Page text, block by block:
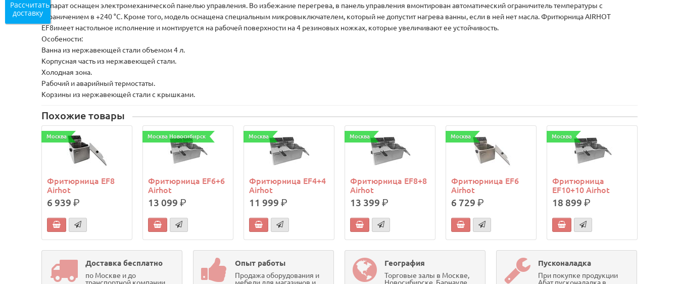
Аппарат оснащен электромеханической панелью управления. Во избежание перегрева, в панель управления вмонтирован автоматический ограничитель температуры с
ограничением в +240 °С. Кроме того, модель оснащена специальным микровыключателем, который не допустит нагрева ванны, если в ней нет масла. Фритюрница AIRHOT
EF8имеет настольное исполнение и монтируется на рабочей поверхности на 4 резиновых ножках, которые увеличивают ее устойчивость.
Особености:
Ванна из нержавеющей стали объемом 4 л.
Корпусная часть из нержавеющей стали.
Холодная зона.
Рабочий и аварийный термостаты.
Корзины из нержавеющей стали с крышками.
Похожие товары
Москва
Фритюрница EF8
Airhot
6 939р.
Москва Новосибирск
Фритюрница EF6+6
Airhot
13 099р.
Москва
Фритюрница EF4+4
Airhot
11 999р.
Москва
Фритюрница EF8+8
Airhot
13 399р.
Москва
Фритюрница EF6
Airhot
6 729р.
Москва
Фритюрница
EF10+10 Airhot
18 899р.
Доставка бесплатно
по Москве и до
Опыт работы
Продажа оборудования и
География
Торговые залы в Москве,
Пусконаладка
При покупке продукции
Рассчитать
доставку